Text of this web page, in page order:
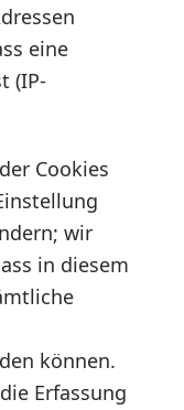
eine
(IP-
Cookies
wir
in diesem
können.
Erfassung